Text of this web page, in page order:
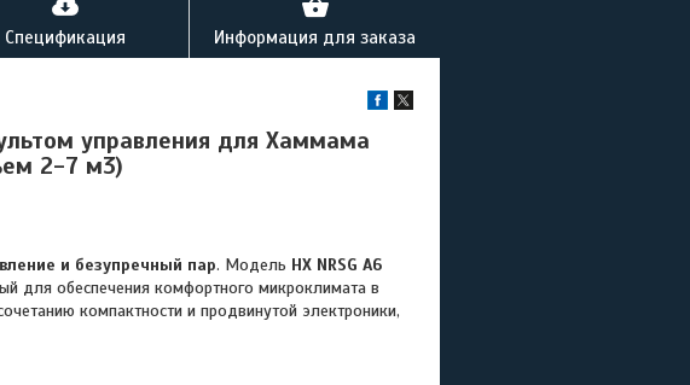
Спецификация Информация для заказа
управления для Хаммама
2-7 м3)
и безупречный пар. Модель HX NRSG A6
для обеспечения комфортного микроклимата в
компактности и продвинутой электроники,